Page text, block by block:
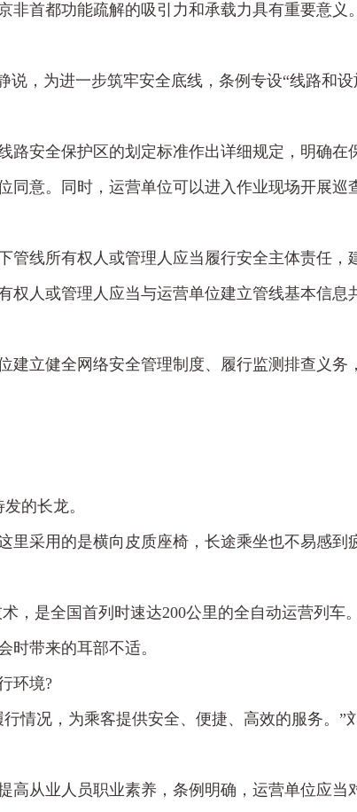
非首都功能疏解的吸引力和承载力具有重要意义
，为进一步筑牢安全底线，条例专设“线路和
路安全保护区的划定标准作出详细规定，明确在
同意。同时，运营单位可以进入作业现场开展巡
管线所有权人或管理人应当履行安全主体责任，
权人或管理人应当与运营单位建立管线基本信息
建立健全网络安全管理制度、履行监测排查义务
的长龙。
里采用的是横向皮质座椅，长途乘坐也不易感到
，是全国首列时速达200公里的全自动运营列车
带来的耳部不适。
环境?
情况，为乘客提供安全、便捷、高效的服务。”
高从业人员职业素养，条例明确，运营单位应当